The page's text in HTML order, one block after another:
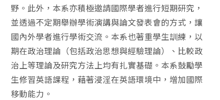
野。此外，本系亦積極邀請國際學者進行短期研究，
並透過不定期舉辦學術演講與論文發表會的方式，讓
國內外學者進行學術交流。本系也著重學生訓練，以
期在政治理論（包括政治思想與經驗理論）、比較政
治上等理論及研究方法上均有扎實基礎。本系鼓勵學
生修習英語課程，藉著浸淫在英語環境中，增加國際
移動能力。